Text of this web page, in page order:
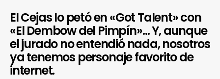
El Cejas lo petó en «Got Talent» con
«El Dembow del Pimpín»… Y, aunque
el jurado no entendió nada, nosotros
ya tenemos personaje favorito de
internet.